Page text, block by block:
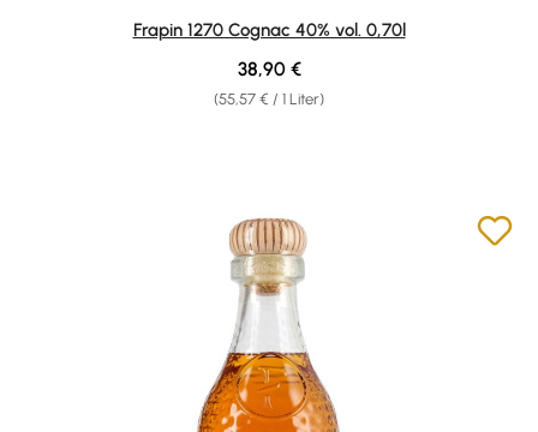
Durchschnittliche Bewertung von 4.85 von 5 Sternen
Frapin 1270 Cognac 40% vol. 0,70l
(55,57 € / 1 Liter)
Regulärer Preis:
38,90 €